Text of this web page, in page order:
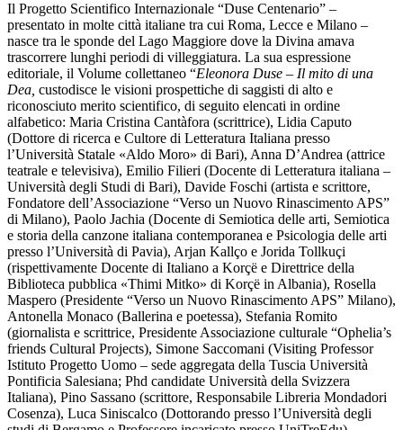
Il Progetto Scientifico Internazionale “Duse Centenario” –
presentato in molte città italiane tra cui Roma, Lecce e Milano –
nasce tra le sponde del Lago Maggiore dove la Divina amava
trascorrere lunghi periodi di villeggiatura. La sua espressione
editoriale, il Volume collettaneo “Eleonora Duse – Il mito di una
Dea, custodisce le visioni prospettiche di saggisti di alto e
riconosciuto merito scientifico, di seguito elencati in ordine
alfabetico: Maria Cristina Cantàfora (scrittrice), Lidia Caputo
(Dottore di ricerca e Cultore di Letteratura Italiana presso
l’Università Statale «Aldo Moro» di Bari), Anna D’Andrea (attrice
teatrale e televisiva), Emilio Filieri (Docente di Letteratura italiana –
Università degli Studi di Bari), Davide Foschi (artista e scrittore,
Fondatore dell’Associazione “Verso un Nuovo Rinascimento APS”
di Milano), Paolo Jachia (Docente di Semiotica delle arti, Semiotica
e storia della canzone italiana contemporanea e Psicologia delle arti
presso l’Università di Pavia), Arjan Kallço e Jorida Tollkuçi
(rispettivamente Docente di Italiano a Korçë e Direttrice della
Biblioteca pubblica «Thimi Mitko» di Korçë in Albania), Rosella
Maspero (Presidente “Verso un Nuovo Rinascimento APS” Milano),
Antonella Monaco (Ballerina e poetessa), Stefania Romito
(giornalista e scrittrice, Presidente Associazione culturale “Ophelia’s
friends Cultural Projects), Simone Saccomani (Visiting Professor
Istituto Progetto Uomo – sede aggregata della Tuscia Università
Pontificia Salesiana; Phd candidate Università della Svizzera
Italiana), Pino Sassano (scrittore, Responsabile Libreria Mondadori
Cosenza), Luca Siniscalco (Dottorando presso l’Università degli